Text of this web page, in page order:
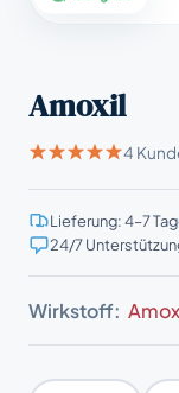
Amoxil
4
Lieferung: 4–7
24/7
Wirkstoff: